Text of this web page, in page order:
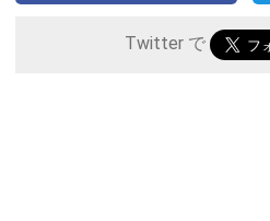
Twitter で